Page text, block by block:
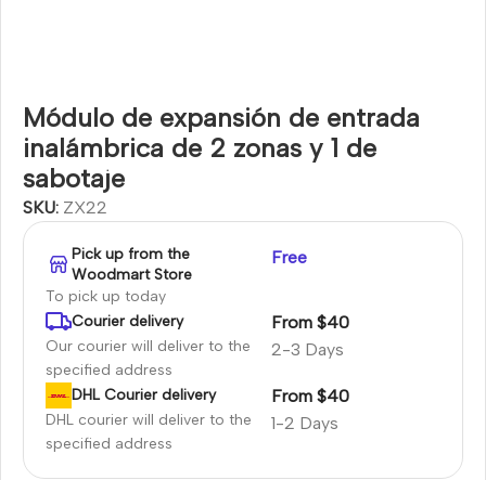
Módulo de expansión de entrada
inalámbrica de 2 zonas y 1 de
sabotaje
SKU: ZX22
Pick up from the
Woodmart Store
To pick up today
Free
Courier delivery
Our courier will deliver to the
specified address
2-3 Days
From $40
DHL Courier delivery
DHL courier will deliver to the
specified address
1-2 Days
From $40